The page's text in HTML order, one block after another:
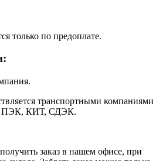
только по предоплате.
транспортными компаниями
ПЭК, КИТ, СДЭК.
заказ в нашем офисе, при